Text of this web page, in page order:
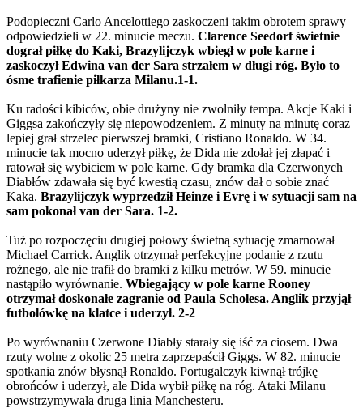
Podopieczni Carlo Ancelottiego zaskoczeni takim obrotem sprawy
odpowiedzieli w 22. minucie meczu. Clarence Seedorf świetnie
dograł piłkę do Kaki, Brazylijczyk wbiegł w pole karne i
zaskoczył Edwina van der Sara strzałem w długi róg. Było to
ósme trafienie piłkarza Milanu.1-1.
Ku radości kibiców, obie drużyny nie zwolniły tempa. Akcje Kaki i
Giggsa zakończyły się niepowodzeniem. Z minuty na minutę coraz
lepiej grał strzelec pierwszej bramki, Cristiano Ronaldo. W 34.
minucie tak mocno uderzył piłkę, że Dida nie zdołał jej złapać i
ratował się wybiciem w pole karne. Gdy bramka dla Czerwonych
Diabłów zdawała się być kwestią czasu, znów dał o sobie znać
Kaka. Brazylijczyk wyprzedził Heinze i Evrę i w sytuacji sam na
sam pokonał van der Sara. 1-2.
Tuż po rozpoczęciu drugiej połowy świetną sytuację zmarnował
Michael Carrick. Anglik otrzymał perfekcyjne podanie z rzutu
rożnego, ale nie trafił do bramki z kilku metrów. W 59. minucie
nastąpiło wyrównanie. Wbiegający w pole karne Rooney
otrzymał doskonałe zagranie od Paula Scholesa. Anglik przyjął
futbolówkę na klatce i uderzył. 2-2
Po wyrównaniu Czerwone Diabły starały się iść za ciosem. Dwa
rzuty wolne z okolic 25 metra zaprzepaścił Giggs. W 82. minucie
spotkania znów błysnął Ronaldo. Portugalczyk kiwnął trójkę
obrońców i uderzył, ale Dida wybił piłkę na róg. Ataki Milanu
powstrzymywała druga linia Manchesteru.